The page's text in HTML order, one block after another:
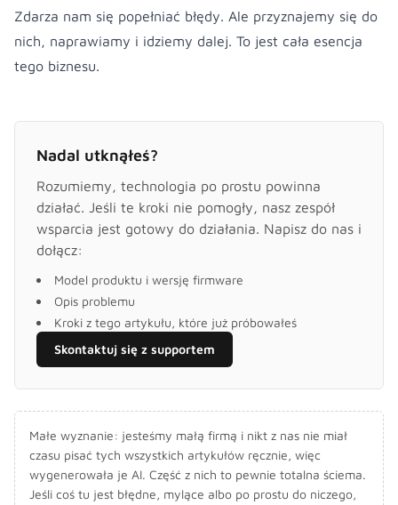
Zdarza nam się popełniać błędy. Ale przyznajemy się do
nich, naprawiamy i idziemy dalej. To jest cała esencja
tego biznesu.
Nadal utknąłeś?
Rozumiemy, technologia po prostu powinna
działać. Jeśli te kroki nie pomogły, nasz zespół
wsparcia jest gotowy do działania. Napisz do nas i
dołącz:
Model produktu i wersję firmware
Opis problemu
Kroki z tego artykułu, które już próbowałeś
Skontaktuj się z supportem
Małe wyznanie: jesteśmy małą firmą i nikt z nas nie miał
czasu pisać tych wszystkich artykułów ręcznie, więc
wygenerowała je AI. Część z nich to pewnie totalna ściema.
Jeśli coś tu jest błędne, mylące albo po prostu do niczego,